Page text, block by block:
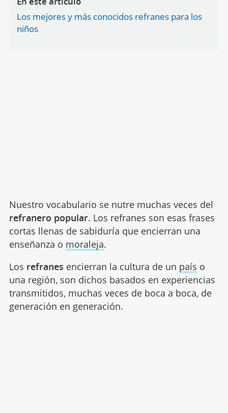
Los mejores y más conocidos refranes para los
niños
Nuestro vocabulario se nutre muchas veces del
refranero popular. Los refranes son esas frases
cortas llenas de sabiduría que encierran una
enseñanza o moraleja.
Los refranes encierran la cultura de un país o
una región, son dichos basados en experiencias
transmitidos, muchas veces de boca a boca, de
generación en generación.